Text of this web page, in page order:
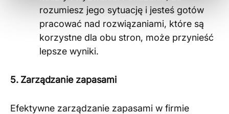
rozumiesz jego sytuację i jesteś gotów
pracować nad rozwiązaniami, które są
korzystne dla obu stron, może przynieść
lepsze wyniki​​.
5. Zarządzanie zapasami
Efektywne zarządzanie zapasami w firmie